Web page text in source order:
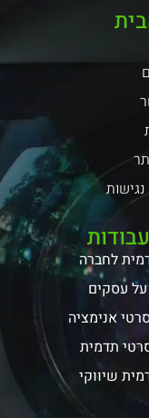
לחברה
עסקים
אנימציה
תדמית
שיווקי